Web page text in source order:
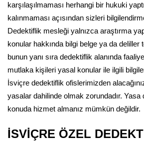
karşılaşılmaması herhangi bir hukuki
kalınmaması açısından sizleri
Dedektiflik mesleği yalnızca araştırma
konular hakkında bilgi belge ya da deliller
bunun yanı sıra dedektiflik alanında
mutlaka kişileri yasal konular ile ilgili
İsviçre dedektiflik ofislerimizden
yasalar dahilinde olmak zorundadır. Yasa
konuda hizmet almanız mümkün değildir.
İSVİÇRE ÖZEL